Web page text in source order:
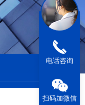
电话咨询
扫码加微信